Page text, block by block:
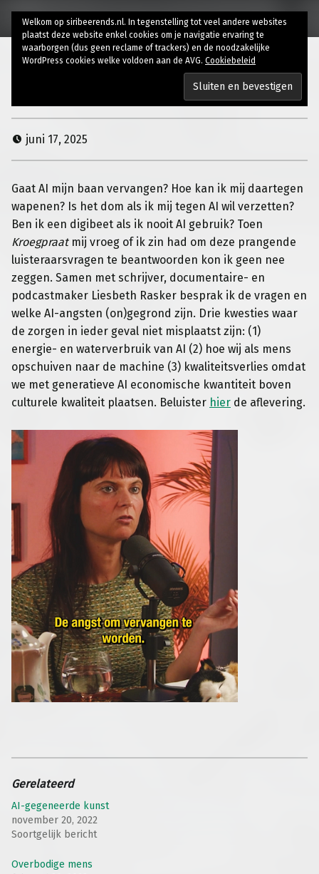
Angst voor AI-vervanging
juni 17, 2025
Gaat AI mijn baan vervangen? Hoe kan ik mij daartegen
wapenen? Is het dom als ik mij tegen AI wil verzetten?
Ben ik een digibeet als ik nooit AI gebruik? Toen
Kroegpraatmij vroeg of ik zin had om deze prangende
luisteraarsvragen te beantwoorden kon ik geen nee
zeggen. Samen met schrijver, documentaire- en
podcastmaker Liesbeth Rasker besprak ik de vragen en
welke AI-angsten (on)gegrond zijn. Drie kwesties waar
de zorgen in ieder geval niet misplaatst zijn: (1)
energie- en waterverbruik van AI (2) hoe wij als mens
opschuiven naar de machine (3) kwaliteitsverlies omdat
we met generatieve AI economische kwantiteit boven
culturele kwaliteit plaatsen. Beluister hier de aflevering.
Gerelateerd
AI-gegeneerde kunst
november 20, 2022
Soortgelijk bericht
Overbodige mens
Welkom op siribeerends.nl. In tegenstelling tot veel andere websites
plaatst deze website enkel cookies om je navigatie ervaring te
waarborgen (dus geen reclame of trackers) en de noodzakelijke
WordPress cookies welke voldoen aan de AVG. Cookiebeleid